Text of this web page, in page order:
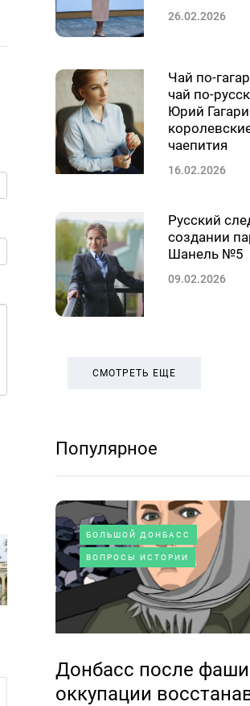
26.02.2026
Чай по-
чай по-
Юрий
чаепития
16.02.2026
Русский
создании
Шанель №5
09.02.2026
СМОТРЕТЬ ЕЩЕ
Популярное
БОЛЬШОЙ ДОНБАСС
ВОПРОСЫ ИСТОРИИ
Донбасс после
оккупации